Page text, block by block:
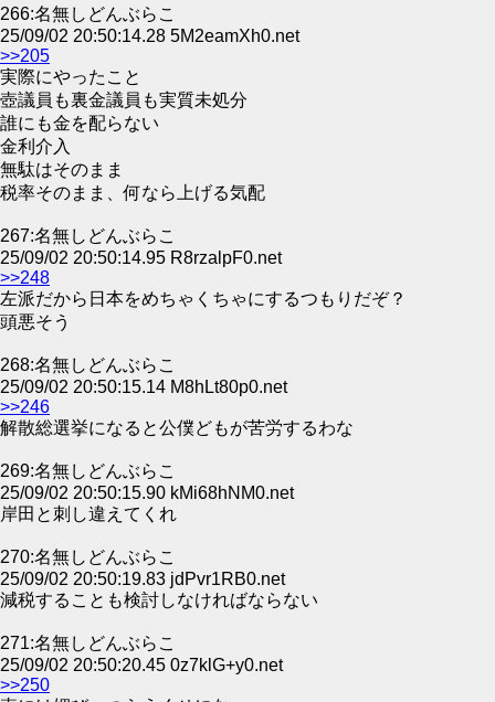
266:名無しどんぶらこ
25/09/02 20:50:14.28 5M2eamXh0.net
>>205
実際にやったこと
壺議員も裏金議員も実質未処分
誰にも金を配らない
金利介入
無駄はそのまま
税率そのまま、何なら上げる気配
267:名無しどんぶらこ
25/09/02 20:50:14.95 R8rzalpF0.net
>>248
左派だから日本をめちゃくちゃにするつもりだぞ？
頭悪そう
268:名無しどんぶらこ
25/09/02 20:50:15.14 M8hLt80p0.net
>>246
解散総選挙になると公僕どもが苦労するわな
269:名無しどんぶらこ
25/09/02 20:50:15.90 kMi68hNM0.net
岸田と刺し違えてくれ
270:名無しどんぶらこ
25/09/02 20:50:19.83 jdPvr1RB0.net
減税することも検討しなければならない
271:名無しどんぶらこ
25/09/02 20:50:20.45 0z7klG+y0.net
>>250